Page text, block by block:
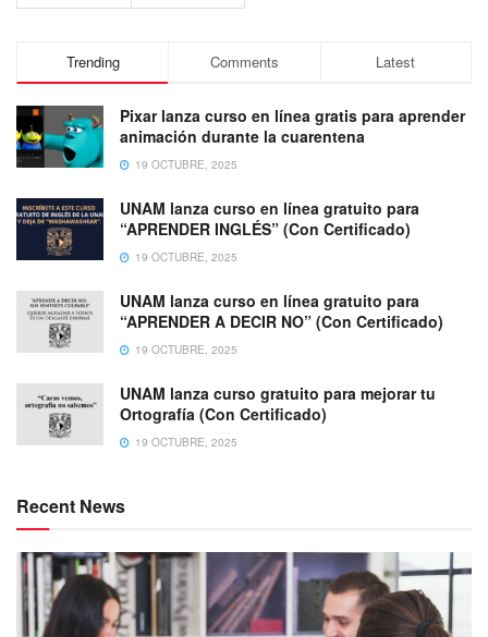
Trending Comments Latest
Pixar lanza curso en línea gratis para aprender
animación durante la cuarentena
19 OCTUBRE, 2025
UNAM lanza curso en línea gratuito para
“APRENDER INGLÉS” (Con Certificado)
19 OCTUBRE, 2025
UNAM lanza curso en línea gratuito para
“APRENDER A DECIR NO” (Con Certificado)
19 OCTUBRE, 2025
UNAM lanza curso gratuito para mejorar tu
Ortografía (Con Certificado)
19 OCTUBRE, 2025
Recent News